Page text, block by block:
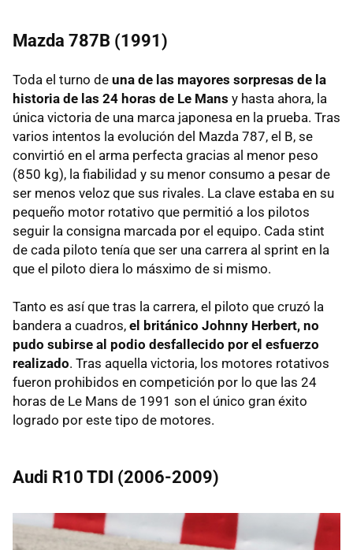
Mazda 787B (1991)
Toda el turno de una de las mayores sorpresas de la
historia de las 24 horas de Le Mans y hasta ahora, la
única victoria de una marca japonesa en la prueba. Tras
varios intentos la evolución del Mazda 787, el B, se
convirtió en el arma perfecta gracias al menor peso
(850 kg), la fiabilidad y su menor consumo a pesar de
ser menos veloz que sus rivales. La clave estaba en su
pequeño motor rotativo que permitió a los pilotos
seguir la consigna marcada por el equipo. Cada stint
de cada piloto tenía que ser una carrera al sprint en la
que el piloto diera lo másximo de si mismo.
Tanto es así que tras la carrera, el piloto que cruzó la
bandera a cuadros, el británico Johnny Herbert, no
pudo subirse al podio desfallecido por el esfuerzo
realizado. Tras aquella victoria, los motores rotativos
fueron prohibidos en competición por lo que las 24
horas de Le Mans de 1991 son el único gran éxito
logrado por este tipo de motores.
Audi R10 TDI (2006-2009)